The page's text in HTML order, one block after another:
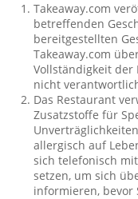
Takeaway.com
betreffenden
bereitgestellten
Takeaway.com
Vollständigkeit
nicht
Das Restaurant
Zusatzstoffe für
allergisch auf
sich telefonisch
setzen, um sich
informieren, bevor